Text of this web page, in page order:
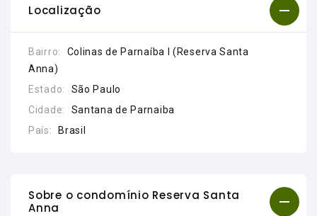
Localização
Bairro:
Colinas de Parnaíba I (Reserva Santa
Anna)
Estado:
São Paulo
Cidade:
Santana de Parnaiba
País:
Brasil
Sobre o condomínio Reserva Santa
Anna